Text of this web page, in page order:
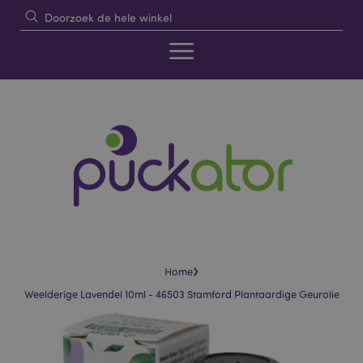
Home›
Weelderige Lavendel 10ml - 46503 Stamford Plantaardige Geurolie